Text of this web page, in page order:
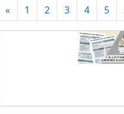
« 1 2 3 4 5